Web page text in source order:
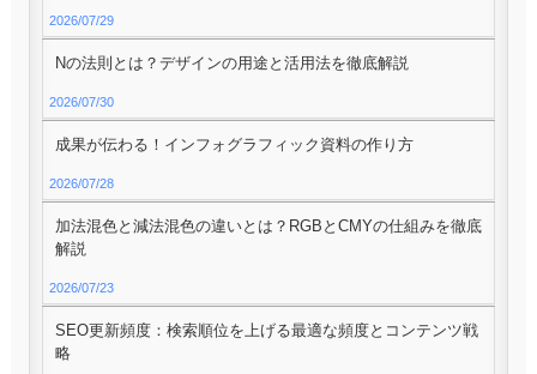
2026/07/29
Nの法則とは？デザインの用途と活用法を徹底解説
2026/07/30
成果が伝わる！インフォグラフィック資料の作り方
2026/07/28
加法混色と減法混色の違いとは？RGBとCMYの仕組みを徹底
解説
2026/07/23
SEO更新頻度：検索順位を上げる最適な頻度とコンテンツ戦
略